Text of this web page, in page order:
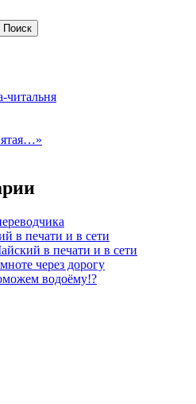
читальня
в печати и в сети
в печати и в сети
через дорогу
водоёму!?